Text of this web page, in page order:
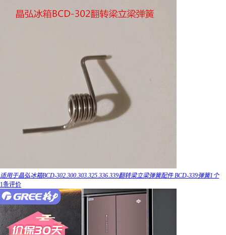
适用于晶弘冰箱BCD-302.300.303.325.336.339翻转梁立梁弹簧配件 BCD-339弹簧1个
1条评价